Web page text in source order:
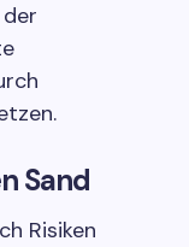
Sand
Risiken